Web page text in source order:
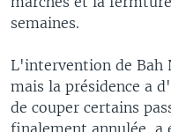
semaines.
L'intervention de Bah
mais la présidence a
de couper certains
finalement annulée, a